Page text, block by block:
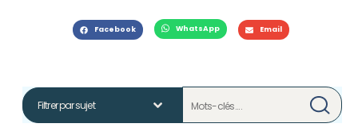
Facebook WhatsApp Email